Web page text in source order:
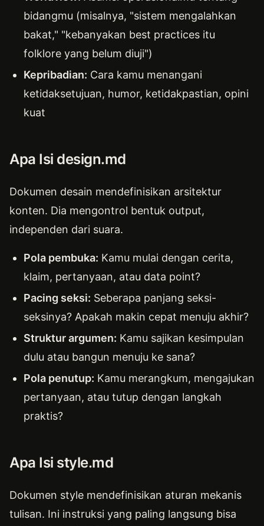
bidangmu (misalnya, "sistem mengalahkan
bakat," "kebanyakan best practices itu
folklore yang belum diuji")
Kepribadian: Cara kamu menangani
ketidaksetujuan, humor, ketidakpastian, opini
kuat
Apa Isi design.md
Dokumen desain mendefinisikan arsitektur
konten. Dia mengontrol bentuk output,
independen dari suara.
Pola pembuka: Kamu mulai dengan cerita,
klaim, pertanyaan, atau data point?
Pacing seksi: Seberapa panjang seksi-
seksinya? Apakah makin cepat menuju akhir?
Struktur argumen: Kamu sajikan kesimpulan
dulu atau bangun menuju ke sana?
Pola penutup: Kamu merangkum, mengajukan
pertanyaan, atau tutup dengan langkah
praktis?
Apa Isi style.md
Dokumen style mendefinisikan aturan mekanis
tulisan. Ini instruksi yang paling langsung bisa